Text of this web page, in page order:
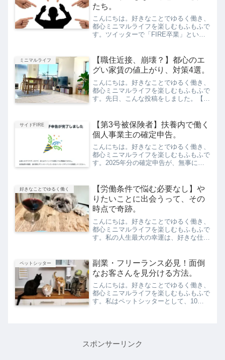
たち。
こんにちは。好きなことでゆるく働き、
都心ミニマルライフを楽しむもふもふで
す。ツイッターで「FIRE卒業」という
業といって就職している。これってただ
のFIRE失敗って...
ミニマルライフ
【職住近接、崩壊？】都心のエ
グい家賃の値上がり、対策4選。
こんにちは。好きなことでゆるく働き、
都心ミニマルライフを楽しむもふもふで
す。先日、こんな投稿をしました。【悲
ど、賃料が尋常でないほど値上げされて
いた。うちも8年前の引っ越...
サイドFIRE
【第3号被保険者】扶養内で働く
個人事業主の確定申告。
こんにちは。好きなことでゆるく働き、
都心ミニマルライフを楽しむもふもふで
す。2025年分の確定申告が、無事に終
らせていたくらいでした。それもこれ
も、サイドFIREして仕...
好きなことでゆるく働く
【労働条件で悩む必要なし】や
りたいことに出会うって、その
時点で奇跡。
こんにちは。好きなことでゆるく働き、
都心ミニマルライフを楽しむもふもふで
す。私の人生最大の幸運は、好きな仕事
す）を知った瞬間に、幸運と認識するこ
とができました。ただ、こ...
ペットシッター
副業・フリーランス必見！面倒
なお客さんを見分ける方法。
こんにちは。好きなことでゆるく働き、
都心ミニマルライフを楽しむもふもふで
す。私はペットシッターとして、10年
スポンサーリンク